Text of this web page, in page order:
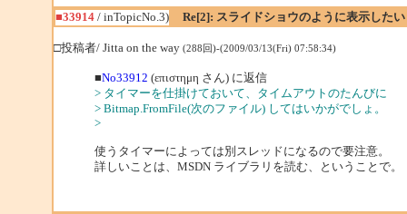
■33914/ inTopicNo.3) Re[2]: スライドショウのように表示したい
□投稿者/ Jitta on the way (288回)-(2009/03/13(Fri) 07:58:34)
■No33912 (επιστημη さん) に返信
> タイマーを仕掛けておいて、タイムアウトのたんびに
> Bitmap.FromFile(次のファイル) してはいかがでしょ。
>
使うタイマーによっては別スレッドになるので要注意。
詳しいことは、MSDN ライブラリを読む、ということで。